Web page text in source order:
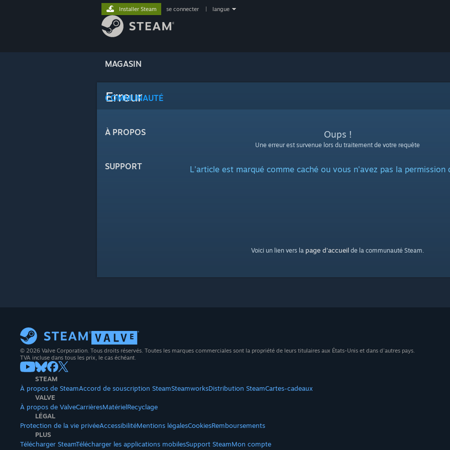
MAGASIN
COMMUNAUTÉ
À PROPOS
SUPPORT
Installer Steam se connecter langue
Erreur
Oups !
Une erreur est survenue lors du traitement de votre requête
L'article est marqué comme caché ou vous n'avez pas la permission
Voici un lien vers la page d'accueil de la communauté Steam.
© 2026 Valve Corporation. Tous droits réservés. Toutes les marques commerciales sont la propriété de leurs titulaires aux États-Unis et dans d'autres pays.
TVA incluse dans tous les prix, le cas échéant.
STEAM
À propos de SteamAccord de souscription SteamSteamworksDistribution SteamCartes-cadeaux
VALVE
À propos de ValveCarrièresMatérielRecyclage
LÉGAL
Protection de la vie privéeAccessibilitéMentions légalesCookiesRemboursements
PLUS
Télécharger SteamTélécharger les applications mobilesSupport SteamMon compte